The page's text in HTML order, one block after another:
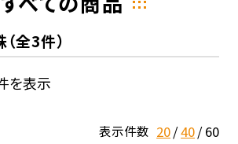
全3件）
を表示
表示件数 20 40 60